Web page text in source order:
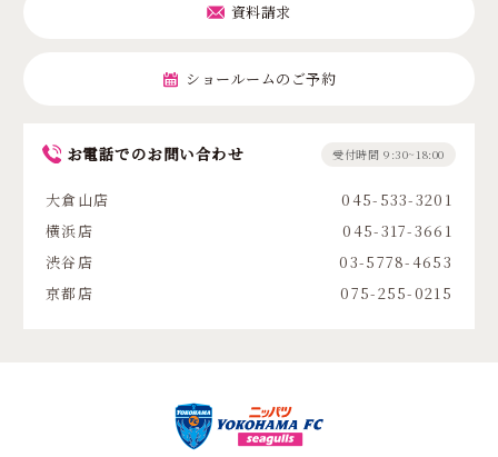
資料請求
ショールームのご予約
お電話でのお問い合わせ 受付時間 9:30~18:00
大倉山店
045-533-3201
横浜店
045-317-3661
渋谷店
03-5778-4653
京都店
075-255-0215